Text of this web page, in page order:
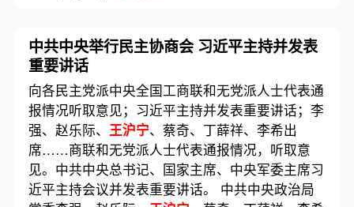
中共中央举行民主协商会 习近平主持并发表
重要讲话
向各民主党派中央全国工商联和无党派人士代表通
报情况听取意见；习近平主持并发表重要讲话；李
强、赵乐际、 王沪宁、蔡奇、丁薛祥、李希出
席……商联和无党派人士代表通报情况，听取意
见。中共中央总书记、国家主席、中央军委主席习
近平主持会议并发表重要讲话。 中共中央政治局